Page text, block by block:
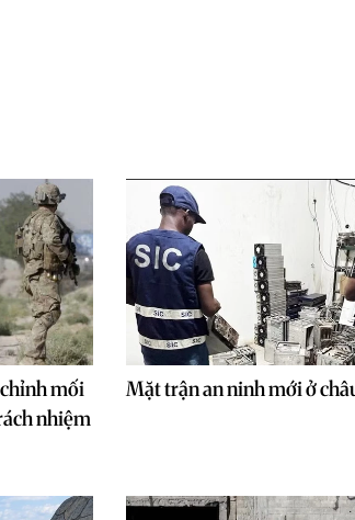
mối
nhiệm
Mặt trận an ninh mới ở